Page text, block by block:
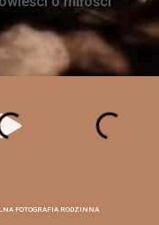
FOTOGRAFIA RODZINNA